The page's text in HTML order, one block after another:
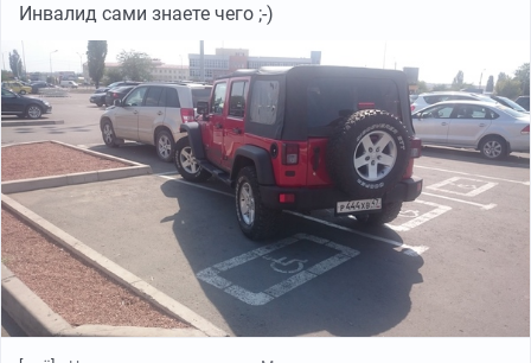
Инвалид сами знаете чего ;-)